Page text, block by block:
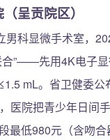
呈贡院区）
科显微手术室，
合”——先用4K电子
mL。省卫健委
医院把青少年日间
最低980元（含吻